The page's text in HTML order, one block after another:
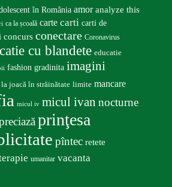
în România amor analyze this
ca la școală carte carti carti de
concurs conectare Coronavirus
cu blandete educatie
fashion gradinita imagini
la joacă în străinătate limite mancare
micul iv micul ivan nocturne
prinţesa
pîntec retete
umanitar vacanta